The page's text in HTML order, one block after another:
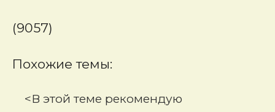
(9057)
Похожие темы:
<В этой теме рекомендую